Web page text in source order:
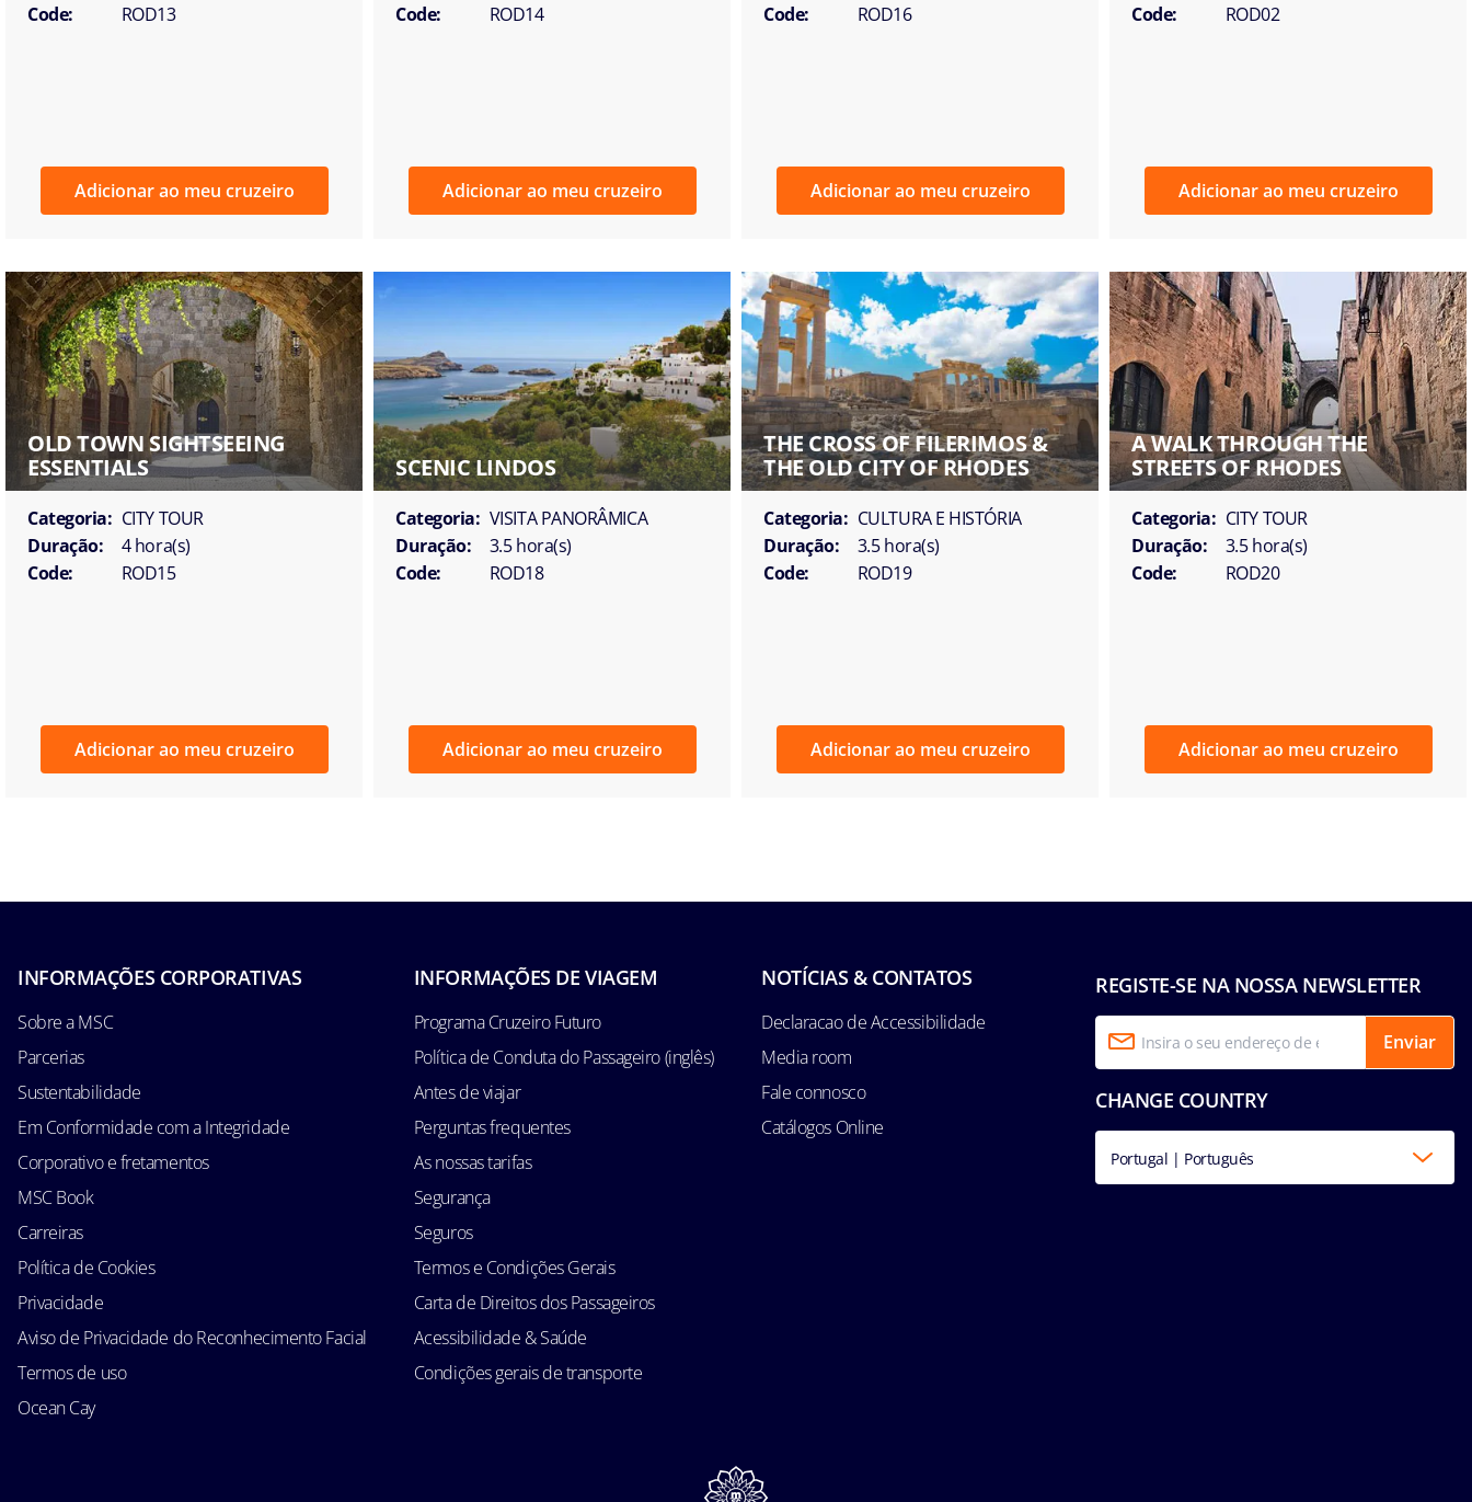
Code:
ROD13
Adicionar ao meu cruzeiro
Code:
ROD14
Adicionar ao meu cruzeiro
Code:
ROD16
Adicionar ao meu cruzeiro
Code:
ROD02
Adicionar ao meu cruzeiro
OLD TOWN SIGHTSEEING
ESSENTIALS
Categoria: CITY TOUR
Duração:
4 hora(s)
Code:
ROD15
Adicionar ao meu cruzeiro
SCENIC LINDOS
Categoria: VISITA PANORÂMICA
Duração:
3.5 hora(s)
Code:
ROD18
Adicionar ao meu cruzeiro
THE CROSS OF FILERIMOS &
THE OLD CITY OF RHODES
Categoria: CULTURA E HISTÓRIA
Duração:
3.5 hora(s)
Code:
ROD19
Adicionar ao meu cruzeiro
A WALK THROUGH THE
STREETS OF RHODES
Categoria: CITY TOUR
Duração:
3.5 hora(s)
Code:
ROD20
Adicionar ao meu cruzeiro
REGISTE-SE NA NOSSA NEWSLETTER
Enviar
CHANGE COUNTRY
Portugal | Português
INFORMAÇÕES CORPORATIVAS
Sobre a MSC
Parcerias
Sustentabilidade
Em Conformidade com a Integridade
Corporativo e fretamentos
MSC Book
Carreiras
Política de Cookies
Privacidade
Aviso de Privacidade do Reconhecimento Facial
Termos de uso
Ocean Cay
INFORMAÇÕES DE VIAGEM
Programa Cruzeiro Futuro
Política de Conduta do Passageiro (inglês)
Antes de viajar
Perguntas frequentes
As nossas tarifas
Segurança
Seguros
Termos e Condições Gerais
Carta de Direitos dos Passageiros
Acessibilidade & Saúde
Condições gerais de transporte
NOTÍCIAS & CONTATOS
Declaracao de Accessibilidade
Media room
Fale connosco
Catálogos Online